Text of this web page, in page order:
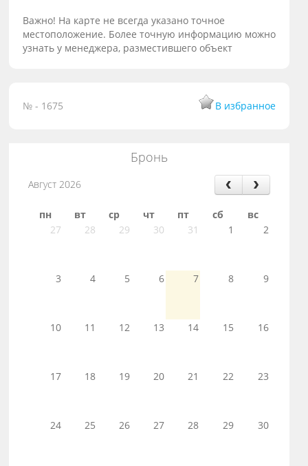
Важно! На карте не всегда указано точное
местоположение. Более точную информацию можно
узнать у менеджера, разместившего объект
№ - 1675 В избранное
Бронь
Август 2026
пн вт ср чт пт сб
вс
27
28 29 30 31 1 2
3 4 5 6 7 8 9
10 11 12 13 14 15 16
17 18 19 20 21 22 23
24 25 26 27 28 29 30